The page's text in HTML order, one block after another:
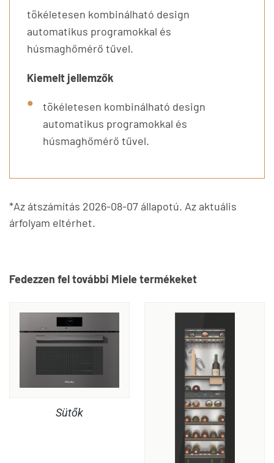
tökéletesen kombinálható design
automatikus programokkal és
húsmaghőmérő tűvel.
Kiemelt jellemzők
tökéletesen kombinálható design
automatikus programokkal és
húsmaghőmérő tűvel.
*Az átszámítás 2026-08-07 állapotú. Az aktuális
árfolyam eltérhet.
Fedezzen fel további Miele termékeket
Sütők